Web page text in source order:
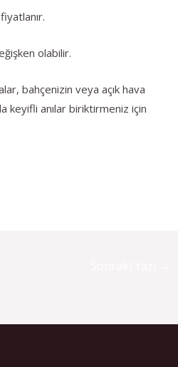
olabilir.
bahçenizin veya açık hava
keyifli anılar biriktirmeniz için